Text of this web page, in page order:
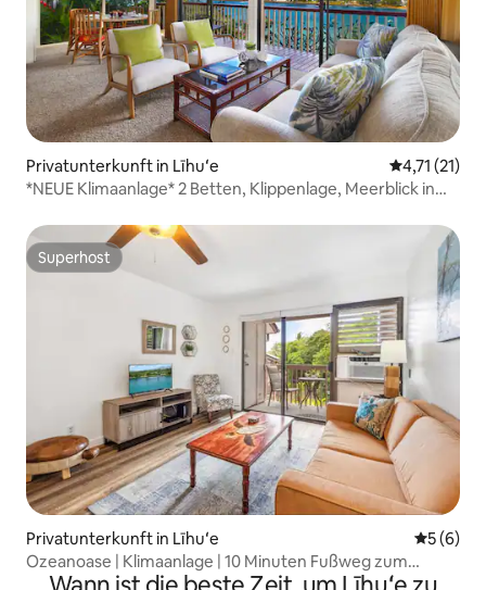
Privatunterkunft in Līhuʻe
4,71 (21)
*NEUE Klimaanlage* 2 Betten, Klippenlage, Meerblick in
Superhost
Superhost
Privatunterkunft in Līhuʻe
5 (6)
Ozeanoase | Klimaanlage | 10 Minuten Fußweg zum
Strand